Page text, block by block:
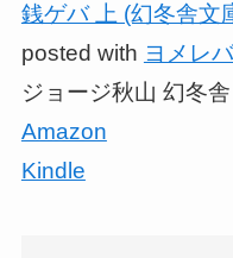
銭ゲバ 上 (幻冬舎文
posted with ヨメレバ
ジョージ秋山 幻冬
Amazon
Kindle